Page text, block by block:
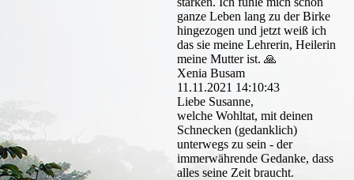
ganze Leben lang zu der Birke
hingezogen und jetzt weiß ich
das sie meine Lehrerin, Heilerin
meine Mutter ist. 🙏
Xenia Busam
11.11.2021 14:10:43
Liebe Susanne,
welche Wohltat, mit deinen
Schnecken (gedanklich)
unterwegs zu sein - der
immerwährende Gedanke, dass
alles seine Zeit braucht.